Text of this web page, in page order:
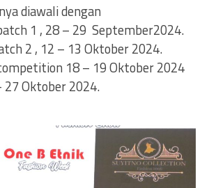
diawali dengan
1 , 28 – 29 September2024.
2 , 12 – 13 Oktober 2024.
18 – 19 Oktober 2024
27 Oktober 2024.